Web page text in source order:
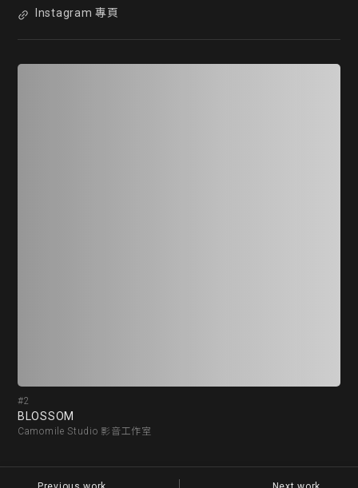
Instagram 專頁
#2
BLOSSOM
Camomile Studio 影音工作室